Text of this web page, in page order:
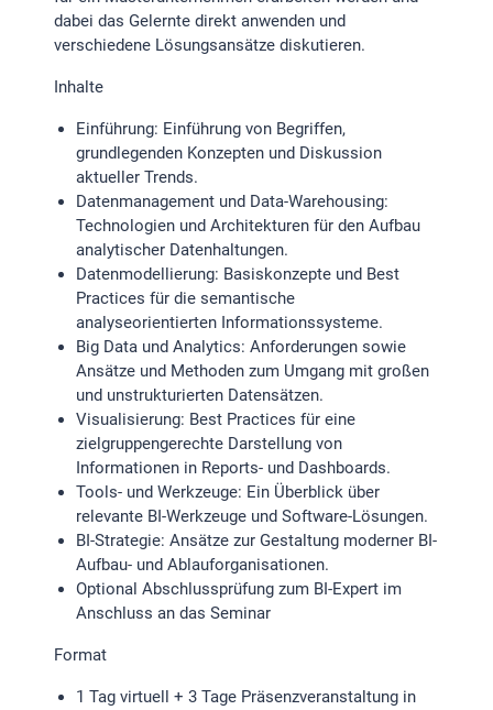
dabei das Gelernte direkt anwenden und
verschiedene Lösungsansätze diskutieren.
Inhalte
Einführung: Einführung von Begriffen,
grundlegenden Konzepten und Diskussion
aktueller Trends.
Datenmanagement und Data-Warehousing:
Technologien und Architekturen für den Aufbau
analytischer Datenhaltungen.
Datenmodellierung: Basiskonzepte und Best
Practices für die semantische
analyseorientierten Informationssysteme.
Big Data und Analytics: Anforderungen sowie
Ansätze und Methoden zum Umgang mit großen
und unstrukturierten Datensätzen.
Visualisierung: Best Practices für eine
zielgruppengerechte Darstellung von
Informationen in Reports- und Dashboards.
Tools- und Werkzeuge: Ein Überblick über
relevante BI-Werkzeuge und Software-Lösungen.
BI-Strategie: Ansätze zur Gestaltung moderner BI-
Aufbau- und Ablauforganisationen.
Optional Abschlussprüfung zum BI-Expert im
Anschluss an das Seminar
Format
1 Tag virtuell + 3 Tage Präsenzveranstaltung in